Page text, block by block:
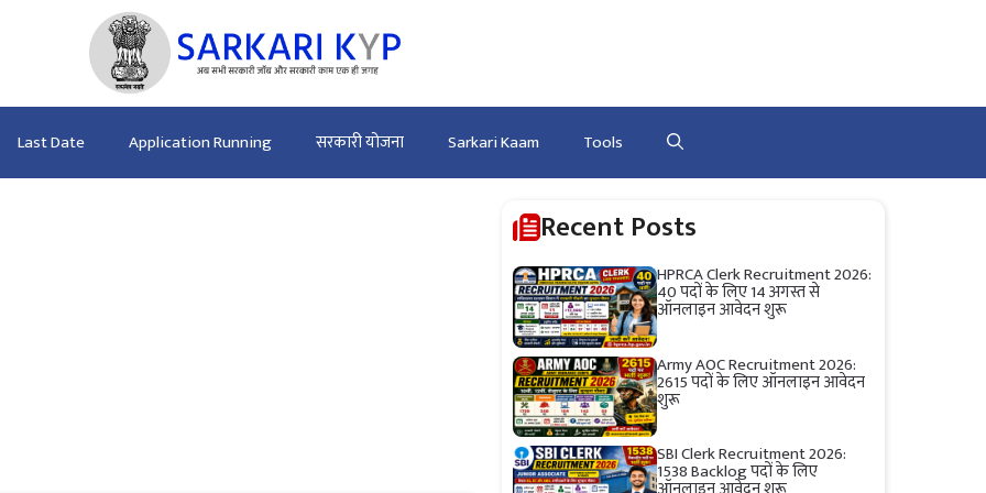
Last Date Application Running सरकारी योजना Sarkari Kaam Tools
Recent Posts
HPRCA Clerk Recruitment 2026:
40 पदों के लिए 14 अगस्त से
ऑनलाइन आवेदन शुरू
Army AOC Recruitment 2026:
2615 पदों के लिए ऑनलाइन आवेदन
शुरू
SBI Clerk Recruitment 2026:
1538 Backlog पदों के लिए